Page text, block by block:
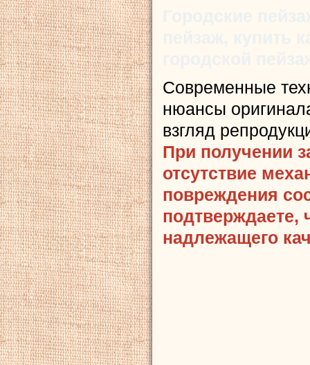
Современные
нюансы
взгляд
При получении
отсутствие
повреждения
подтверждаете,
надлежащего